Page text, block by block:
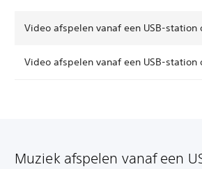
Video afspelen vanaf een USB-station
Video afspelen vanaf een USB-station
Muziek afspelen vanaf een